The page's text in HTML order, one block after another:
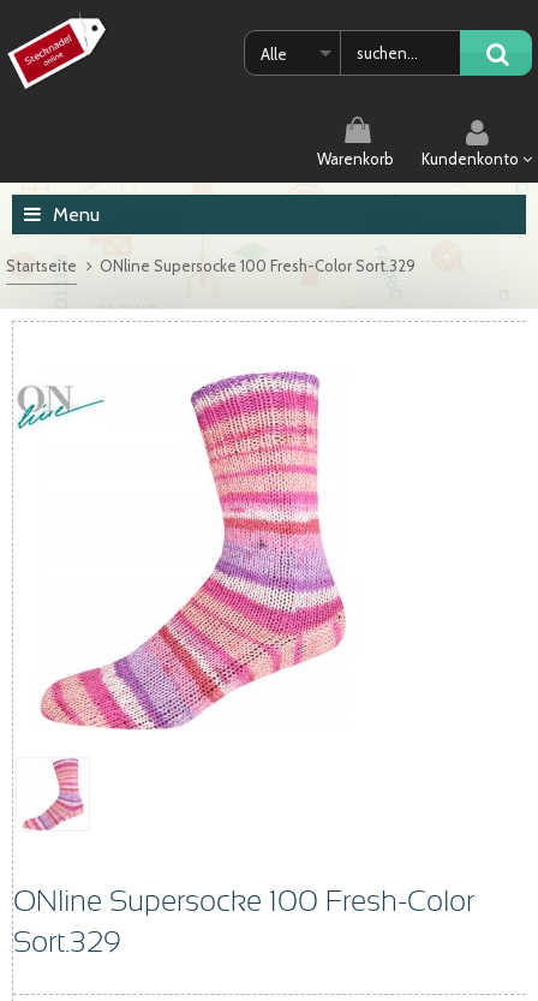
Alle
Warenkorb Kundenkonto
Menu
Startseite ONline Supersocke 100 Fresh-Color Sort.329
ONline Supersocke 100 Fresh-Color
Sort.329